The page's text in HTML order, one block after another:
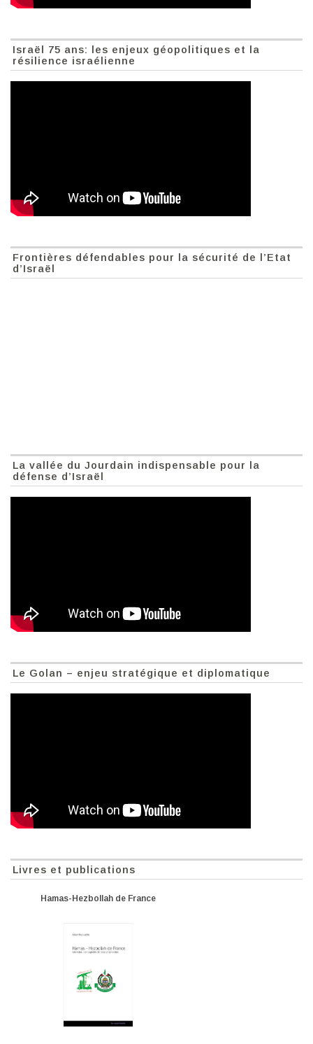
Israël 75 ans: les enjeux géopolitiques et la
résilience israélienne
Frontières défendables pour la sécurité de l’Etat
d’Israël
La vallée du Jourdain indispensable pour la
défense d’Israël
Le Golan – enjeu stratégique et diplomatique
Livres et publications
Hamas-Hezbollah de France